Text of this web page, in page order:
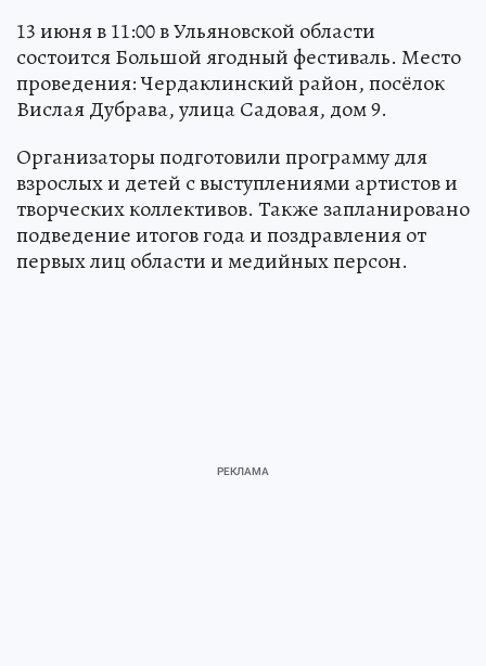
13 июня в 11:00 в Ульяновской области
состоится Большой ягодный фестиваль. Место
проведения: Чердаклинский район, посёлок
Вислая Дубрава, улица Садовая, дом 9.
Организаторы подготовили программу для
взрослых и детей с выступлениями артистов и
творческих коллективов. Также запланировано
подведение итогов года и поздравления от
первых лиц области и медийных персон.